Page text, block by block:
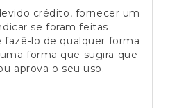
crédito, fornecer um
se foram feitas
fazê-lo de qualquer forma
forma que sugira que
aprova o seu uso.